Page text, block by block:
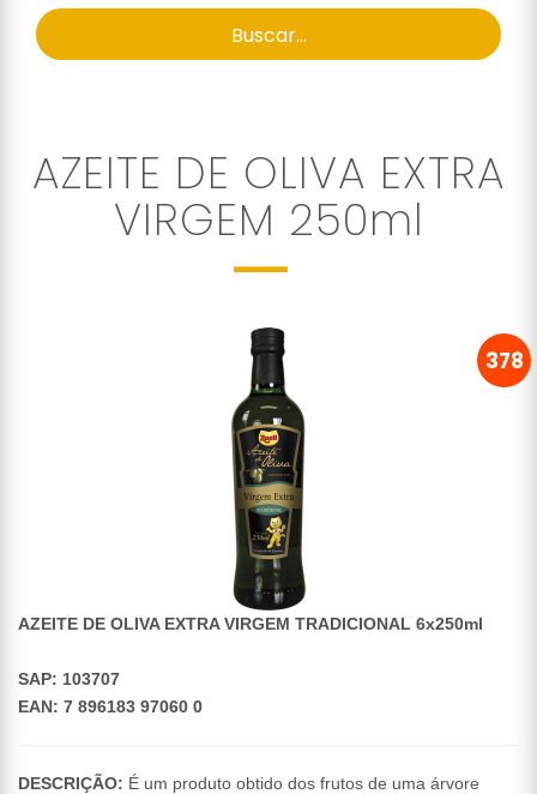
Buscar...
AZEITE DE OLIVA EXTRA
VIRGEM 250ml
378
AZEITE DE OLIVA EXTRA VIRGEM TRADICIONAL 6x250ml
SAP: 103707
EAN: 7 896183 97060 0
DESCRIÇÃO: É um produto obtido dos frutos de uma árvore